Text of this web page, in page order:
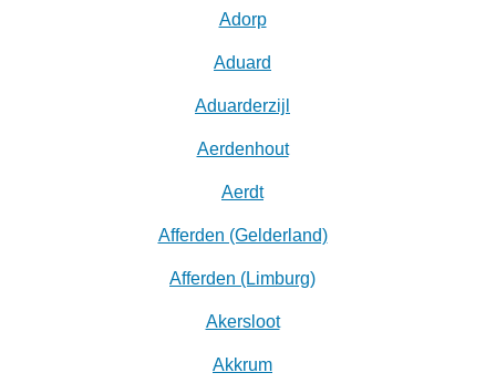
Adorp
Aduard
Aduarderzijl
Aerdenhout
Aerdt
Afferden (Gelderland)
Afferden (Limburg)
Akersloot
Akkrum